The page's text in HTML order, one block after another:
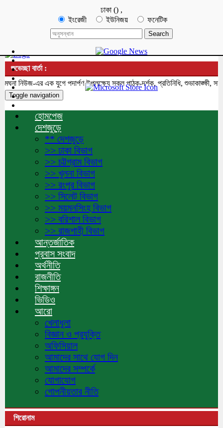
ঢাকা () ,
ইংরেজী
ইউনিজয় ফনেটিক
শুভেচ্ছা বার্তা :
নিউজ-এর এক যুগে পদার্পণ উপলক্ষ্যে সকল পাঠক-দর্শক, প্রতিনিধি, শুভাকাঙ্ক্ষী,
Toggle navigation
হোমপেজ
দেশজুড়ে
** দেশজুড়ে
>> ঢাকা বিভাগ
>> চট্টগ্রাম বিভাগ
>> খুলনা বিভাগ
>> রংপুর বিভাগ
>> সিলেট বিভাগ
>> ময়মনসিংহ বিভাগ
>> বরিশাল বিভাগ
>> রাজশাহী বিভাগ
আন্তর্জাতিক
প্রবাস সংবাদ
অর্থনীতি
রাজনীতি
শিক্ষাঙ্গন
ভিডিও
আরো
খেলাধুলা
বিজ্ঞান ও প্রযুক্তি
অফিসিয়াল
আমাদের সাথে যোগ দিন
আমাদের সম্পর্কে
যোগাযোগ
গোপনীয়তার নীতি
শিরোনাম